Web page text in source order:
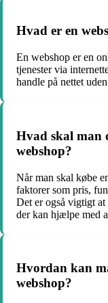
Hvad er en
En webshop er en
tjenester via
handle på nettet
Hvad skal man
webshop?
Når man skal købe
faktorer som pris,
Det er også vigtigt
der kan hjælpe med
Hvordan kan
webshop?